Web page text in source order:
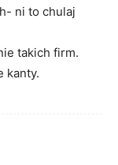
ni to chulaj
takich firm.
kanty.